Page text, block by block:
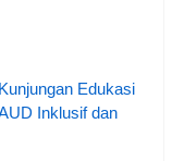
Edukasi
Inklusif dan